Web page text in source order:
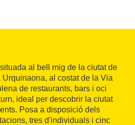
al bell mig de la ciutat de
al costat de la Via
de restaurants, bars i oci
ideal per descobrir la ciutat
Posa a disposició dels
tres d'individuals i cinc